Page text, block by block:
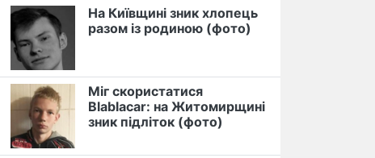
На Київщині зник хлопець
разом із родиною (фото)
Міг скористатися
Blablacar: на Житомирщині
зник підліток (фото)